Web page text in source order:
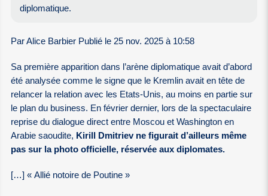
diplomatique.
Par Alice Barbier Publié le 25 nov. 2025 à 10:58
Sa première apparition dans l’arène diplomatique avait d’abord
été analysée comme le signe que le Kremlin avait en tête de
relancer la relation avec les Etats-Unis, au moins en partie sur
le plan du business. En février dernier, lors de la spectaculaire
reprise du dialogue direct entre Moscou et Washington en
Arabie saoudite, Kirill Dmitriev ne figurait d’ailleurs même
pas sur la photo officielle, réservée aux diplomates.
[…] « Allié notoire de Poutine »